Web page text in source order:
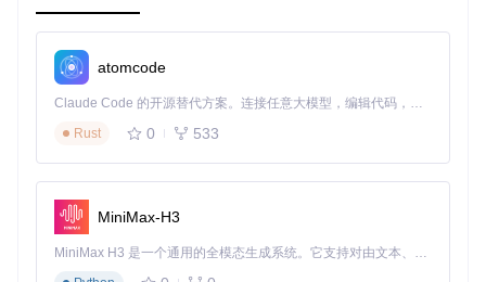
cd
验证安装完整性：
Umi-OCR.exe --help
预期结果
：显示命令行帮助信息，包含版本号与核心指令列表
常见问题
时库
atomcode
Claude Code 的开源替代方案。连接任意大模型，编辑代码，运行命令，自动验证 — 全自动执行。用 Rust 构建，极致性能。 ｜ An open-source alternative to Claude Code. Connect any LLM, edit code, run commands, and verify changes — autonomously. Built in Rust for speed. Get Started
Rust
0 533
MiniMax-H3
MiniMax H3 是一个通用的全模态生成系统。它支持对由文本、图像、视频和音频组成的多模态上下文进行统一理解，并能生成分辨率高达 2K、时长可达 15 秒的带原生立体声音频的视频。得益于面向任务泛化的系统设计，H3 在预训练阶段就已具备广泛的多模态上下文理解与生成能力，能够出色地执行复杂的多模态指令。